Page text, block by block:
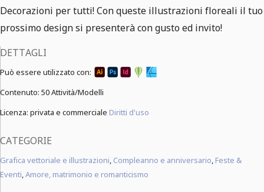
Decorazioni per tutti! Con queste illustrazioni floreali il tuo
prossimo design si presenterà con gusto ed invito!
DETTAGLI
Può essere utilizzato con:
Contenuto: 50 Attività/Modelli
Licenza: privata e commerciale Diritti d'uso
CATEGORIE
Grafica vettoriale e illustrazioni, Compleanno e anniversario, Feste &
Eventi,Amore, matrimonio e romanticismo